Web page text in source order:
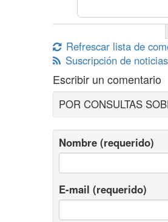
Refrescar lista de
Suscripción de
Escribir un comentario
POR CONSULTAS
Nombre (requerido)
E-mail (requerido)